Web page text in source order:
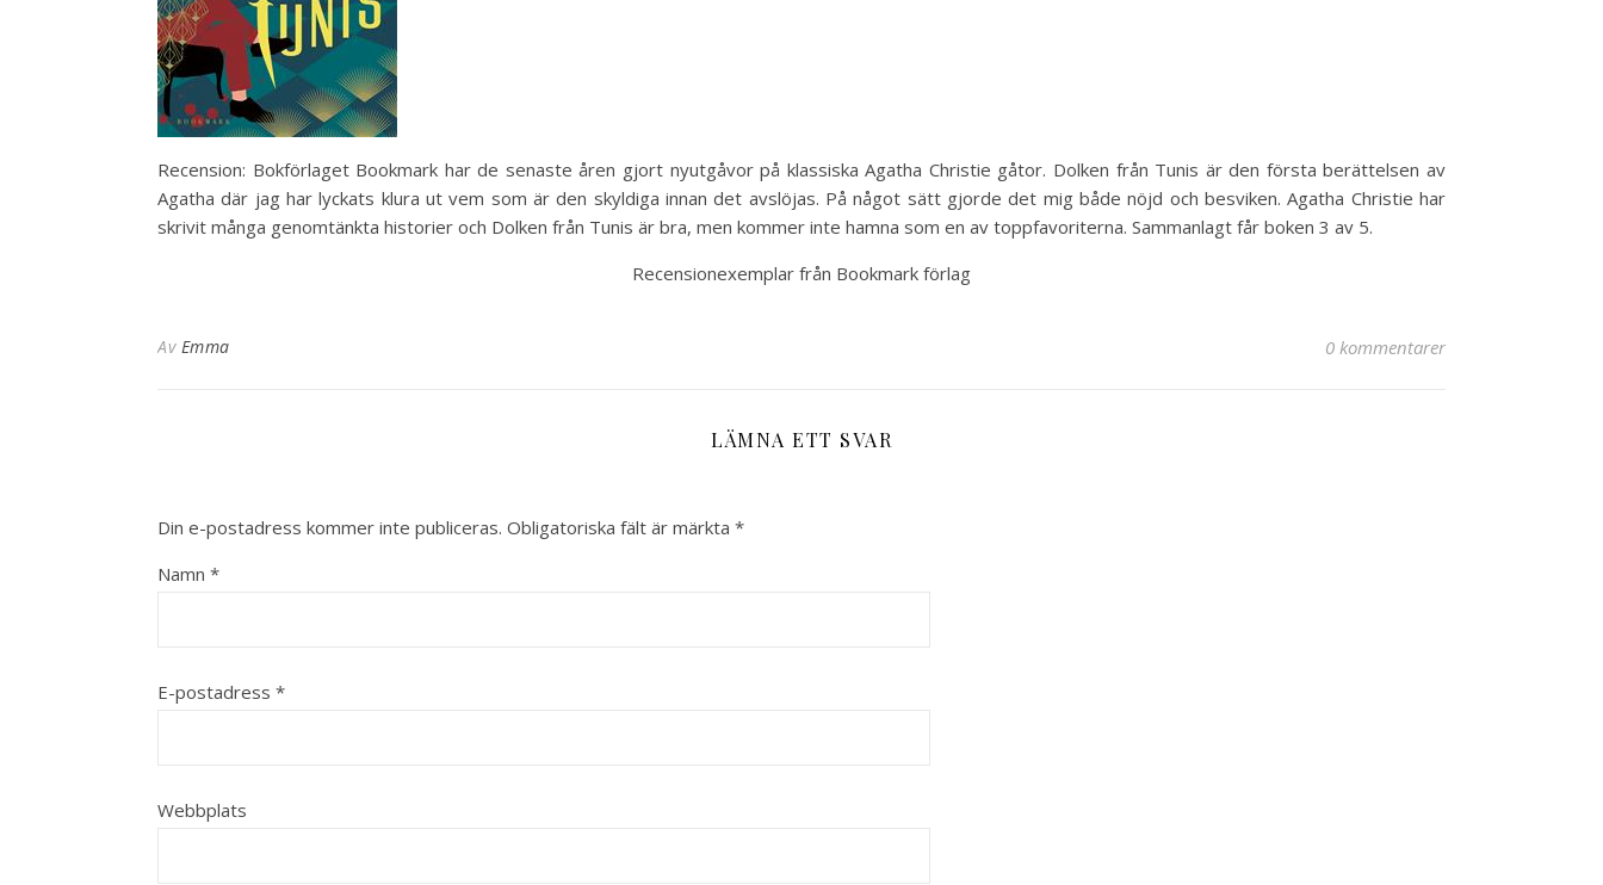
Recension: Bokförlaget Bookmark har de senaste åren gjort nyutgåvor på klassiska Agatha Christie gåtor. Dolken från Tunis är den första berättelsen av
Agatha där jag har lyckats klura ut vem som är den skyldiga innan det avslöjas. På något sätt gjorde det mig både nöjd och besviken. Agatha Christie har
skrivit många genomtänkta historier och Dolken från Tunis är bra, men kommer inte hamna som en av toppfavoriterna. Sammanlagt får boken 3 av 5.
Recensionexemplar från Bookmark förlag
Av Emma 0 kommentarer
LÄMNA ETT SVAR
Din e-postadress kommer inte publiceras. Obligatoriska fält är märkta *
Namn *
E-postadress *
Webbplats